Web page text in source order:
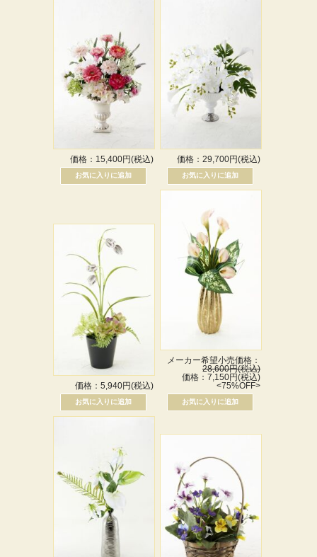
価格：15,400円(税込) 価格：29,700円(税込)
価格：5,940円(税込)
メーカー希望小売価格：
28,600円(税込)
価格：7,150円(税込)
<75%OFF>